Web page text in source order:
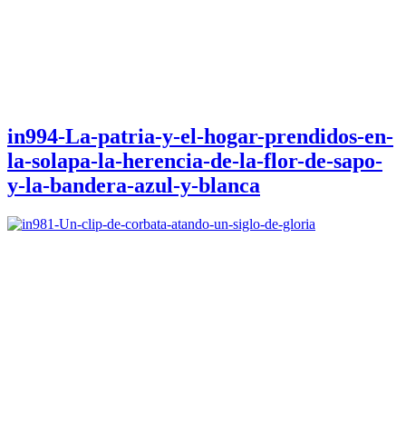
in994-La-patria-y-el-hogar-prendidos-en-
la-solapa-la-herencia-de-la-flor-de-sapo-
y-la-bandera-azul-y-blanca